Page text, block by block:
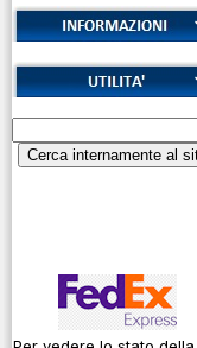
Cookies
Diritto di
Garanzie
Alfabeto
ICAO
Codice Q
Come si usa un
cavo